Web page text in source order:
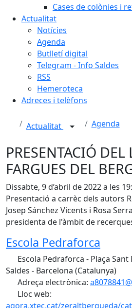
Cases de colònies i
Actualitat
Notícies
Agenda
Butlletí digital
Telegram - Info Saldes
RSS
Hemeroteca
Adreces i telèfons
Actualitat Agenda
PRESENTACIÓ DEL
FARGUES DEL
Dissabte, 9 d’abril de 2022 a les
Presentació a carrèc dels autors
Josep Sánchez Vicents i Rosa
presidenta de l'àmbit de
Escola Pedraforca
Escola Pedraforca - Plaça
Saldes - Barcelona (Catalunya)
Adreça electrònica:
Lloc web:
agora.xtec.cat/zeraltbergueda/